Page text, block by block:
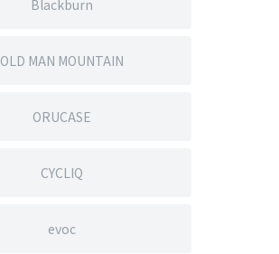
Blackburn
OLD MAN MOUNTAIN
ORUCASE
CYCLIQ
evoc